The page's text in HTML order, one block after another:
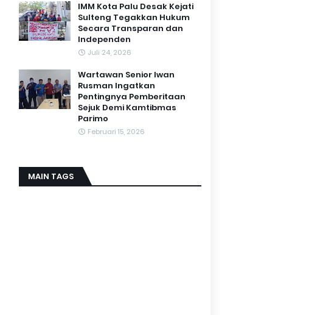
IMM Kota Palu Desak Kejati
Sulteng Tegakkan Hukum
Secara Transparan dan
Independen
Juli 24, 2026
Wartawan Senior Iwan
Rusman Ingatkan
Pentingnya Pemberitaan
Sejuk Demi Kamtibmas
Parimo
Februari 15, 2026
MAIN TAGS